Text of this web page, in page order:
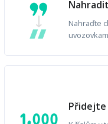
Nahraďte
Přidejte